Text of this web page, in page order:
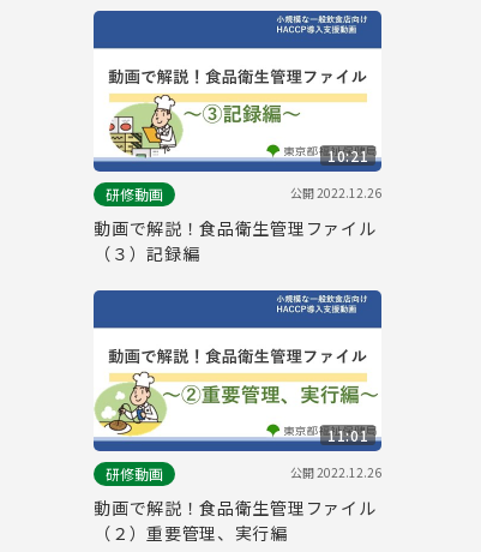
10:21
研修動画
公開2022.12.26
動画で解説！食品衛生管理ファイル
（３）記録編
11:01
研修動画
公開2022.12.26
動画で解説！食品衛生管理ファイル
（２）重要管理、実行編